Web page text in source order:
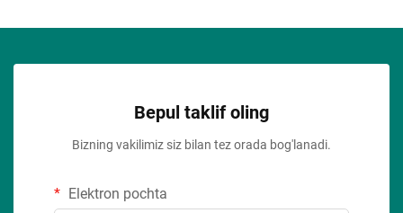
Bepul taklif oling
Bizning vakilimiz siz bilan tez orada bog'lanadi.
Elektron pochta